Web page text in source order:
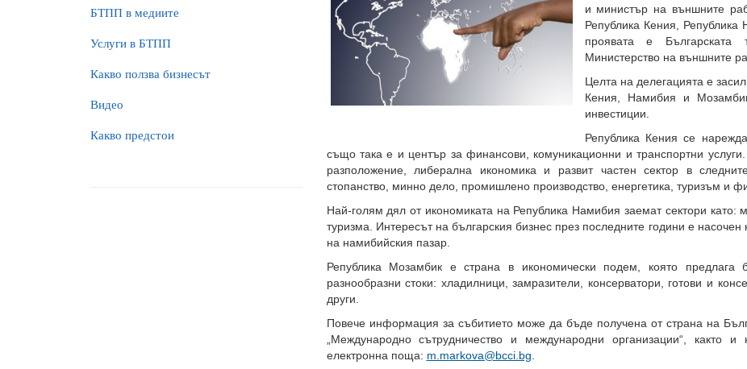
БTПП в медиите
Услуги в БТПП
Какво ползва бизнесът
Видео
Какво предстои
и министър на външните
Република Кения,
проявата е Българската
Министерство на външните
Целта на делегацията е
Кения, Намибия и
инвестиции.
Република Кения се
също така е и център за финансови, комуникационни и транспортни
разположение, либерална икономика и развит частен сектор в
стопанство, минно дело, промишлено производство, енергетика, туризъм и
Най-голям дял от икономиката на Република Намибия заемат сектори като:
туризма. Интересът на българския бизнес през последните години е
на намибийския пазар.
Република Мозамбик е страна в икономически подем, която предлага
разнообразни стоки: хладилници, замразители, консерватори, готови и
други.
Повече информация за събитието може да бъде получена от страна на
„Международно сътрудничество и международни организации“,
електронна поща: m.markova@bcci.bg